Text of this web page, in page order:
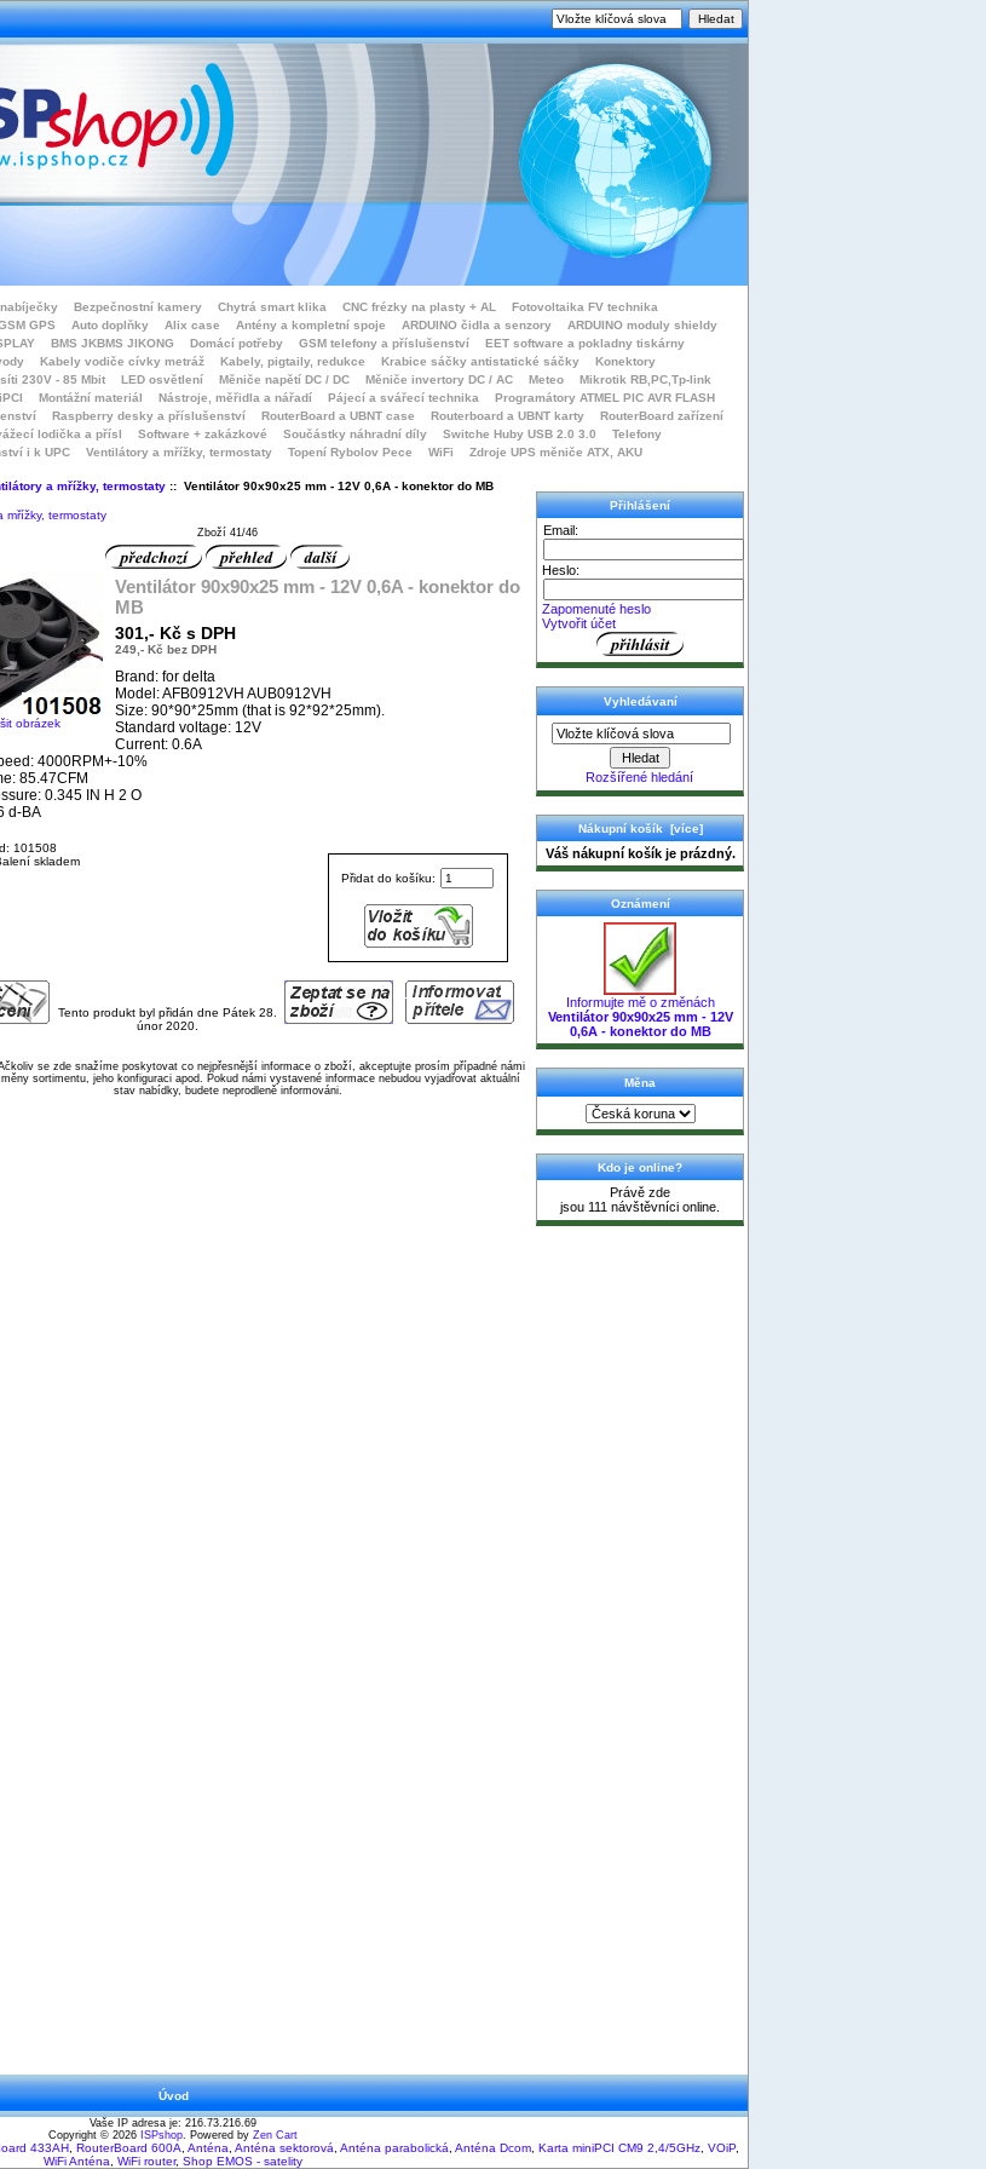
Bezpečnostní kamery Chytrá smart klika CNC frézky na plasty + AL
Fotovoltaika FV technika
GPS Auto doplňky Alix case Antény a kompletní spoje ARDUINO čidla a senzory
ARDUINO moduly shieldy
BMS JKBMS JIKONG Domácí potřeby GSM telefony a příslušenství
EET software a pokladny tiskárny
Kabely vodiče cívky metráž Kabely, pigtaily, redukce Krabice sáčky antistatické sáčky
Konektory
230V - 85 Mbit LED osvětlení Měniče napětí DC / DC Měniče invertory DC / AC Meteo
Mikrotik RB,PC,Tp-link
Montážní materiál Nástroje, měřidla a nářadí Pájecí a svářecí technika
Programátory ATMEL PIC AVR FLASH
Raspberry desky a příslušenství RouterBoard a UBNT case Routerboard a UBNT karty
RouterBoard zařízení
lodička a přísl Software + zakázkové Součástky náhradní díly Switche Huby USB 2.0 3.0
Telefony
i k UPC Ventilátory a mřížky, termostaty Topení Rybolov Pece WiFi Zdroje UPS měniče ATX, AKU
a mřížky, termostaty:: Ventilátor 90x90x25 mm - 12V 0,6A - konektor do MB
mřížky, termostaty
Zboží 41/46
obrázek
Ventilátor 90x90x25 mm - 12V 0,6A - konektor do
MB
301,- Kč s DPH
249,- Kč bez DPH
Brand: for delta
Model: AFB0912VH AUB0912VH
Size: 90*90*25mm (that is 92*92*25mm).
Standard voltage: 12V
Current: 0.6A
4000RPM+-10%
85.47CFM
0.345 IN H 2 O
d-BA
Přidat do košíku:
101508
skladem
Tento produkt byl přidán dne Pátek 28.
únor 2020.
se zde snažíme poskytovat co nejpřesnější informace o zboží, akceptujte prosím případné námi
sortimentu, jeho konfiguraci apod. Pokud námi vystavené informace nebudou vyjadřovat aktuální
stav nabídky, budete neprodleně informováni.
Přihlášení
Email:
Heslo:
Zapomenuté heslo
Vytvořit účet
Vyhledávaní
Rozšířené hledání
Nákupní košík [více]
Váš nákupní košík je prázdný.
Oznámení
Informujte mě o změnách
Ventilátor 90x90x25 mm - 12V
0,6A - konektor do MB
Měna
Kdo je online?
Právě zde
jsou 111 návštěvníci online.
Úvod
Vaše IP adresa je: 216.73.216.69
Copyright © 2026 ISPshop. Powered by Zen Cart
433AH RouterBoard 600A Anténa Anténa sektorová Anténa parabolická Anténa Dcom Karta miniPCI CM9 2,4/5GHz VOiP,
WiFi Anténa
WiFi router, Shop EMOS - satelity